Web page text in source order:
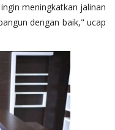
meningkatkan jalinan
dengan baik," ucap